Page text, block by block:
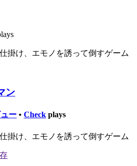
掛け、エモノを誘って倒すゲーム
ン
ー • Check plays
掛け、エモノを誘って倒すゲーム